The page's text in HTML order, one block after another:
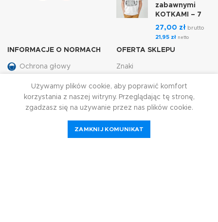
zabawnymi
KOTKAMI – 7
27,00 zł brutto
21,95 zł netto
INFORMACJE O NORMACH
Ochrona głowy
Ochrona rąk
Ochrona ciała
OFERTA SKLEPU
Znaki
Artykuły BHP
Gaśnice
Gadżety reklamowe
Używamy plików cookie, aby poprawić komfort
korzystania z naszej witryny. Przeglądając tę ​​stronę,
zgadzasz się na używanie przez nas plików cookie.
ZAMKNIJ KOMUNIKAT